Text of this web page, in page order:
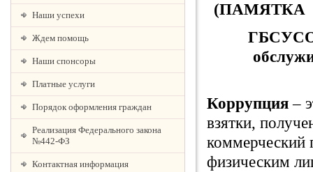
Наши успехи
Ждем помощь
Наши спонсоры
Платные услуги
Порядок оформления граждан
Реализация Федерального закона
№442-ФЗ
Контактная информация
(ПАМЯТКА
Коррупция–
взятки,
коммерческий
физическим